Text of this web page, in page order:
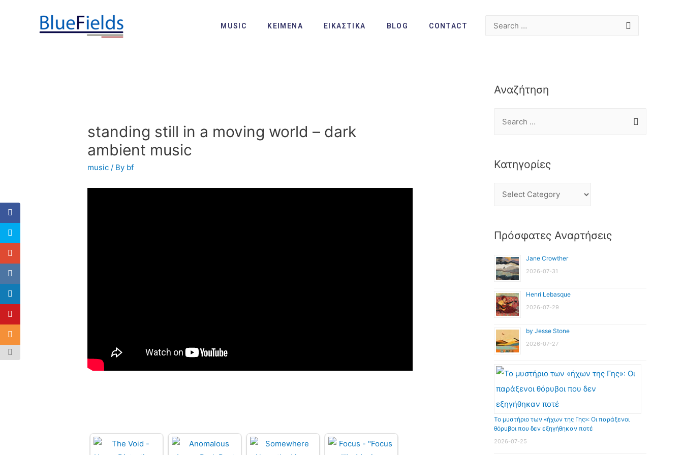
MUSIC ΚΕΙΜΕΝΑ ΕΙΚΑΣΤΙΚΑ BLOG CONTACT
standing still in a moving world – dark
ambient music
music / By bf
Αναζήτηση
Κατηγορίες
Πρόσφατες Αναρτήσεις
Jane Crowther
2026-07-31
Henri Lebasque
2026-07-29
by Jesse Stone
2026-07-27
Το μυστήριο των «ήχων της Γης»: Οι παράξενοι
θόρυβοι που δεν εξηγήθηκαν ποτέ
2026-07-25